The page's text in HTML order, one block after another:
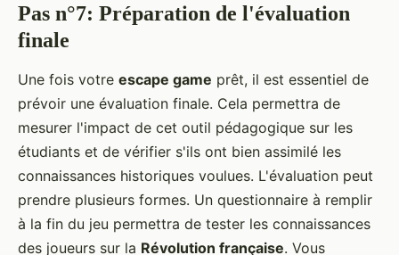
Pas n°7: Préparation de l'évaluation
finale
Une fois votre escape game prêt, il est essentiel de
prévoir une évaluation finale. Cela permettra de
mesurer l'impact de cet outil pédagogique sur les
étudiants et de vérifier s'ils ont bien assimilé les
connaissances historiques voulues. L'évaluation peut
prendre plusieurs formes. Un questionnaire à remplir
à la fin du jeu permettra de tester les connaissances
des joueurs sur la Révolution française. Vous